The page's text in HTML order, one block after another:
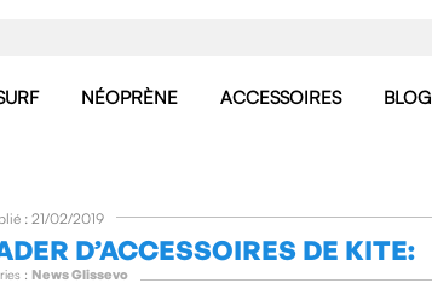
NÉOPRÈNE ACCESSOIRES BLOG
: 21/02/2019
D’ACCESSOIRES DE KITE:
: News Glissevo